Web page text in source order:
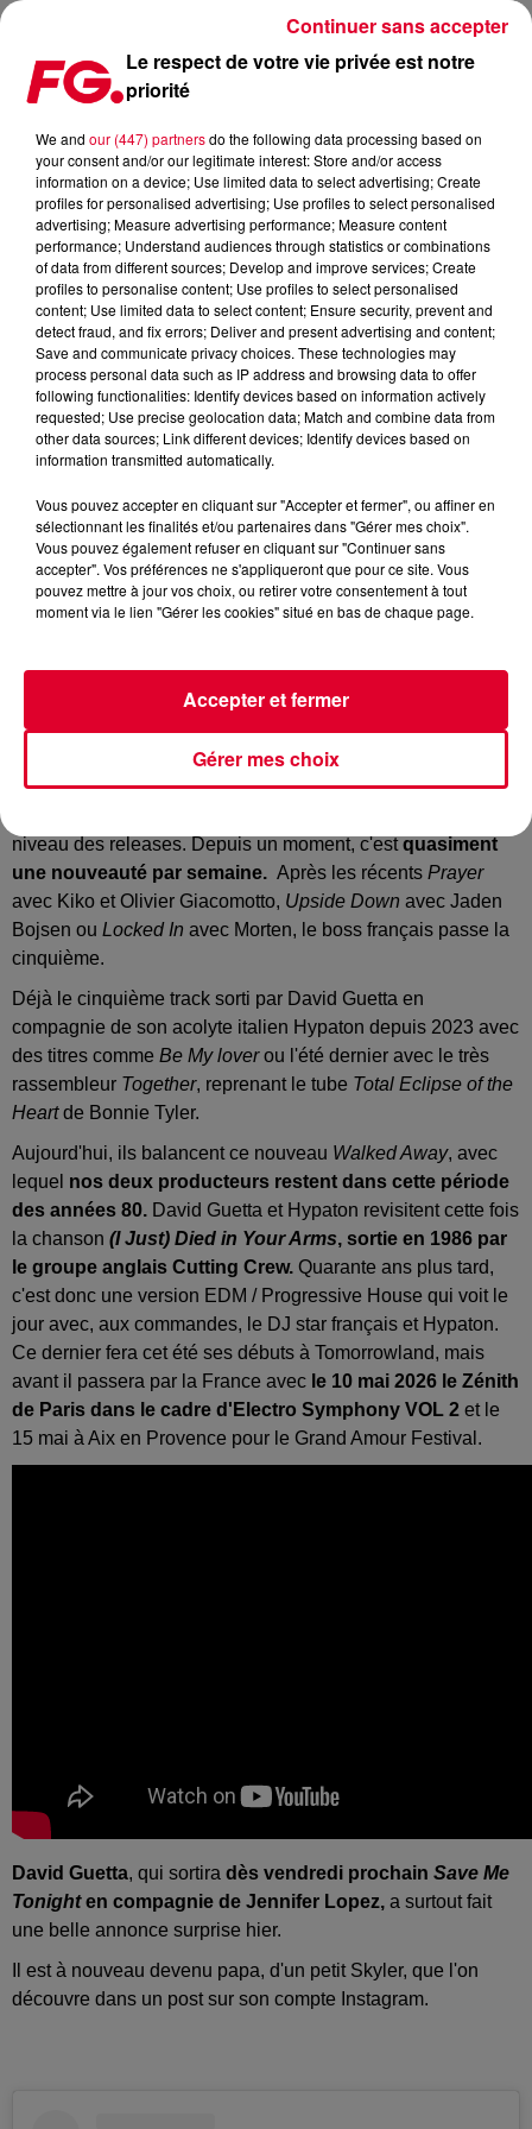
NOUVELLE COLLAB AVEC HYPATON POUR DAVID GUETTA, À
Publié : 27 février 2026 à 8h15 par Antony HARARI
David Guetta, Hypaton - Walked Away
Crédit :Youtube Officiel David Guetta
Quand le résident star FG, tout nouveau papa (voir ci-
qu'il a plein de sons en stock, il faut le croire sur parole.
En 2026, David Guetta annonce la couleur.Des shows de
niveau des releases. Depuis un moment, c'estquasiment
une nouveauté par semaine. Après les récents Prayer
avec Kiko et Olivier Giacomotto, Upside Down avec Jaden
Bojsen ou Locked In avec Morten, le boss français passe la
cinquième.
Déjà le cinquième track sorti par David Guetta en
compagnie de son acolyte italien Hypaton depuis 2023 avec
des titres comme Be My loverou l'été dernier avec le très
rassembleur Together, reprenant le tube Total Eclipse of the
Heartde Bonnie Tyler.
Aujourd'hui, ils balancent ce nouveau Walked Away, avec
lequel nos deux producteurs restent dans cette période
des années 80. David Guetta et Hypaton revisitent cette fois
la chanson (I Just) Died in Your Arms, sortie en 1986 par
le groupe anglais Cutting Crew. Quarante ans plus tard,
c'est donc une version EDM / Progressive House qui voit le
jour avec, aux commandes, le DJ star français et Hypaton.
Ce dernier fera cet été ses débuts à Tomorrowland, mais
avant il passera par la France avec le 10 mai 2026 le Zénith
de Paris dans le cadre d'Electro Symphony VOL 2 et le
15 mai à Aix en Provence pour le Grand Amour Festival.
David Guetta, qui sortira dès vendredi prochain Save Me
Tonighten compagnie de Jennifer Lopez, a surtout fait
une belle annonce surprise hier.
Il est à nouveau devenu papa, d'un petit Skyler, que l'on
découvre dans un post sur son compte Instagram.
Le respect de votre vie privée est notre
priorité
We and our (447) partnersdo the following data processing based on
your consent and/or our legitimate interest: Store and/or access
information on a device; Use limited data to select advertising; Create
profiles for personalised advertising; Use profiles to select personalised
advertising; Measure advertising performance; Measure content
performance; Understand audiences through statistics or combinations
of data from different sources; Develop and improve services; Create
profiles to personalise content; Use profiles to select personalised
content; Use limited data to select content; Ensure security, prevent and
detect fraud, and fix errors; Deliver and present advertising and content;
Save and communicate privacy choices. These technologies may
process personal data such as IP address and browsing data to offer
following functionalities: Identify devices based on information actively
requested; Use precise geolocation data; Match and combine data from
other data sources; Link different devices; Identify devices based on
information transmitted automatically.
Vous pouvez accepter en cliquant sur "Accepter et fermer", ou affiner en
sélectionnant les finalités et/ou partenaires dans "Gérer mes choix".
Vous pouvez également refuser en cliquant sur "Continuer sans
accepter". Vos préférences ne s'appliqueront que pour ce site. Vous
pouvez mettre à jour vos choix, ou retirer votre consentement à tout
moment via le lien "Gérer les cookies" situé en bas de chaque page.
Gérer mes choix
Accepter et fermer
Continuer sans accepter